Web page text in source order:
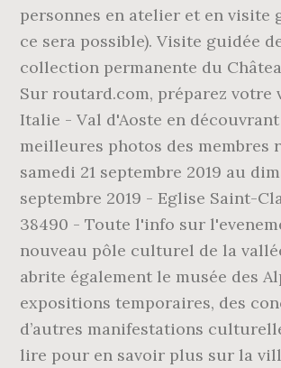
personnes en atelier et en visite
ce sera possible). Visite guidée
collection permanente du
Sur routard.com, préparez votre
Italie - Val d'Aoste en
meilleures photos des membres
samedi 21 septembre 2019 au
septembre 2019 - Eglise Saint-
38490 - Toute l'info sur
nouveau pôle culturel de la
abrite également le musée des
expositions temporaires, des
d’autres manifestations
lire pour en savoir plus sur la